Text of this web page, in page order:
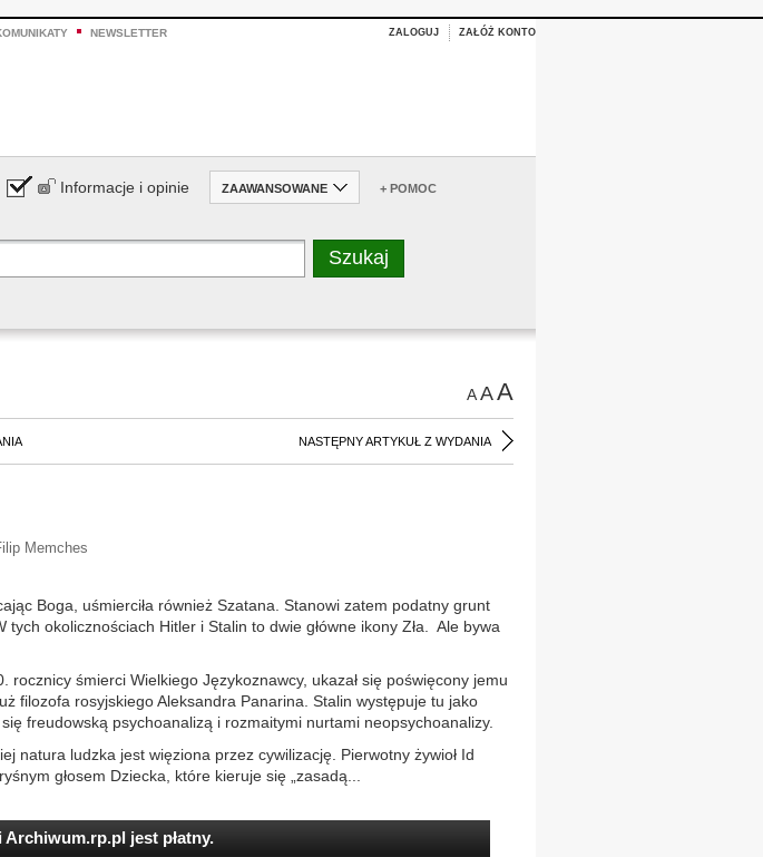
NEWSLETTER ZALOGUJ ZAŁÓŻ KONTO
Informacje i opinie ZAAWANSOWANE + POMOC
AAA
NASTĘPNY ARTYKUŁ Z WYDANIA
Memches
Boga, uśmierciła również Szatana. Stanowi zatem podatny grunt
tych okolicznościach Hitler i Stalin to dwie główne ikony Zła. Ale bywa
rocznicy śmierci Wielkiego Językoznawcy, ukazał się poświęcony jemu
filozofa rosyjskiego Aleksandra Panarina. Stalin występuje tu jako
freudowską psychoanalizą i rozmaitymi nurtami neopsychoanalizy.
natura ludzka jest więziona przez cywilizację. Pierwotny żywioł Id
głosem Dziecka, które kieruje się „zasadą...
jest płatny.